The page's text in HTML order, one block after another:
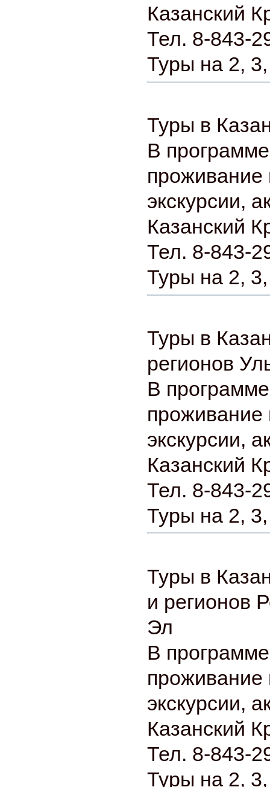
Казанский
Тел. 8-843-
Туры на 2,
Туры в
В
проживание
экскурсии,
Казанский
Тел. 8-843-
Туры на 2,
Туры в
регионов
В
проживание
экскурсии,
Казанский
Тел. 8-843-
Туры на 2,
Туры в
и регионов
Эл
В
проживание
экскурсии,
Казанский
Тел. 8-843-
Туры на 2,